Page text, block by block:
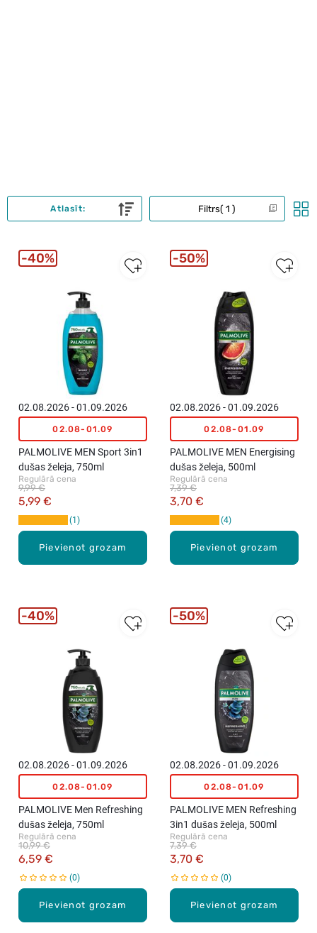
Filtrs 1
Atlasīt:
Pievienot grozam
02.08.2026 - 01.09.2026
02.08-01.09
PALMOLIVE MEN Sport 3in1
dušas želeja, 750ml
Regulārā cena
5,99 €
9,99 €
1
40%
Pievienot grozam
02.08.2026 - 01.09.2026
02.08-01.09
PALMOLIVE MEN Energising
dušas želeja, 500ml
Regulārā cena
3,70 €
7,39 €
4
50%
Pievienot grozam
02.08.2026 - 01.09.2026
02.08-01.09
PALMOLIVE Men Refreshing
dušas želeja, 750ml
Regulārā cena
6,59 €
10,99 €
0
40%
Pievienot grozam
02.08.2026 - 01.09.2026
02.08-01.09
PALMOLIVE MEN Refreshing
3in1 dušas želeja, 500ml
Regulārā cena
3,70 €
7,39 €
0
50%